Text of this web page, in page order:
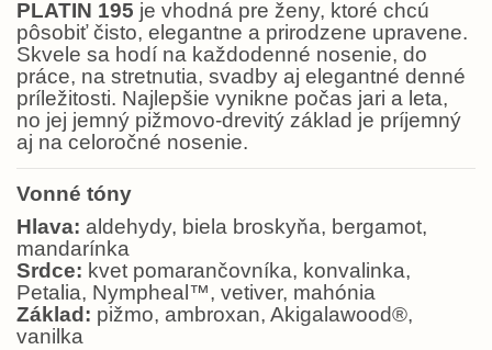
PLATIN 195 je vhodná pre ženy, ktoré chcú
pôsobiť čisto, elegantne a prirodzene upravene.
Skvele sa hodí na každodenné nosenie, do
práce, na stretnutia, svadby aj elegantné denné
príležitosti. Najlepšie vynikne počas jari a leta,
no jej jemný pižmovo-drevitý základ je príjemný
aj na celoročné nosenie.
Vonné tóny
Hlava: aldehydy, biela broskyňa, bergamot,
mandarínka
Srdce: kvet pomarančovníka, konvalinka,
Petalia, Nympheal™, vetiver, mahónia
Základ: pižmo, ambroxan, Akigalawood®,
vanilka